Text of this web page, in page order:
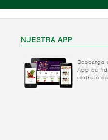
NUESTRA APP
Descarga
App de
disfruta